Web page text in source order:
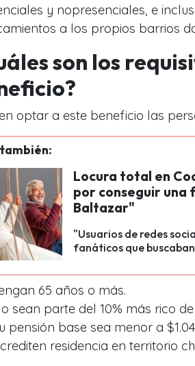
y nopresenciales, e
a los propios barrios
son los
optar a este beneficio las
Locura total en
por conseguir una
Baltazar"
"Usuarios de redes
fanáticos que
65 años o más.
sean parte del 10% más rico
pensión base sea menor a
residencia en territorio